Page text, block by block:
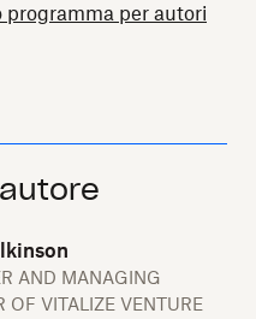
programma per autori
AND MANAGING
OF VITALIZE VENTURE